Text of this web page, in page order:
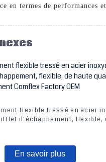
en termes de performances
flexible tressé en acier
d'échappement, flexible,
En savoir plus